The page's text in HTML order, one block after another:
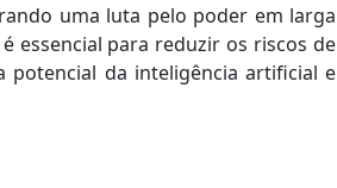
uma luta pelo poder em larga
essencial para reduzir os riscos de
potencial da inteligência artificial e